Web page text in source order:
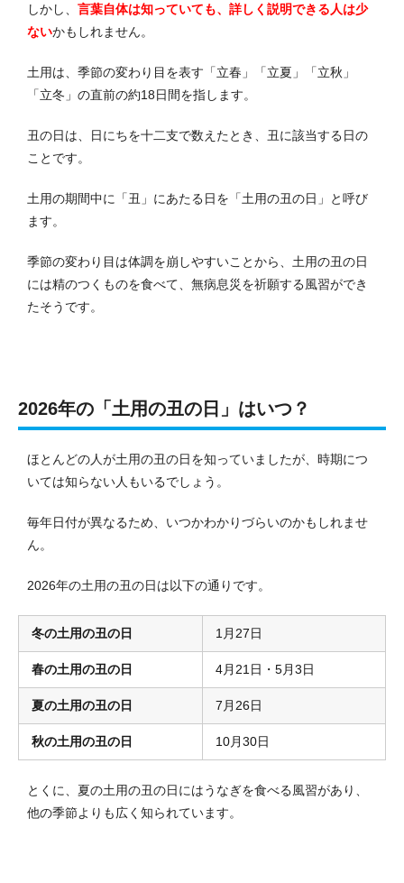
しかし、 言葉自体は知っていても、詳しく説明できる人は少
ないかもしれません。
土用は、季節の変わり目を表す「立春」「立夏」「立秋」
「立冬」の直前の約18日間を指します。
丑の日は、日にちを十二支で数えたとき、丑に該当する日の
ことです。
土用の期間中に「丑」にあたる日を「土用の丑の日」と呼び
ます。
季節の変わり目は体調を崩しやすいことから、土用の丑の日
には精のつくものを食べて、無病息災を祈願する風習ができ
たそうです。
2026年の「土用の丑の日」はいつ？
ほとんどの人が土用の丑の日を知っていましたが、時期につ
いては知らない人もいるでしょう 。
毎年日付が異なるため、いつかわかりづらいのかもしれませ
ん。
2026年の土用の丑の日は以下の通りです。
冬の土用の丑の日 1月27日
春の土用の丑の日 4月21日・5月3日
夏の土用の丑の日 7月26日
秋の土用の丑の日 10月30日
とくに、夏の土用の丑の日にはうなぎを食べる風習があり、
他の季節よりも広く知られています。